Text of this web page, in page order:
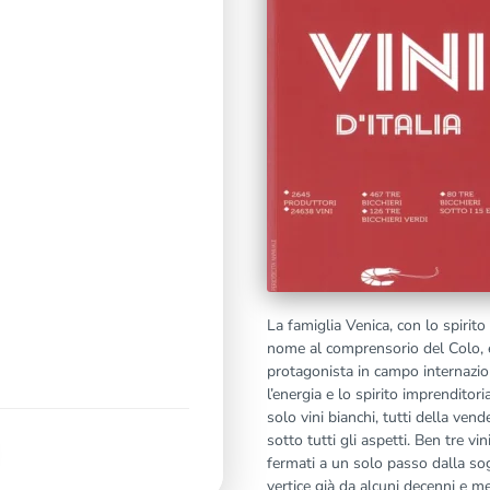
La famiglia Venica, con lo
nome al comprensorio del
protagonista in campo
l’energia e lo spirito
solo vini bianchi, tutti della
sotto tutti gli aspetti. Ben tre
fermati a un solo passo dalla